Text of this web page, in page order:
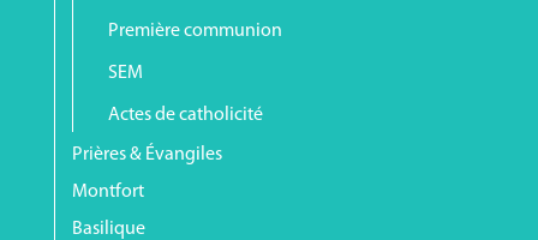
Première communion
SEM
Actes de catholicité
Prières & Évangiles
Montfort
Basilique